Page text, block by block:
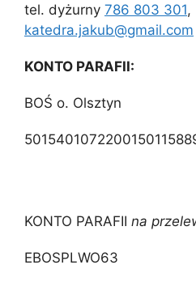
tel. dyżurny 786 803 301,
katedra.jakub@gmail.com
KONTO PARAFII:
BOŚ o. Olsztyn
KONTO PARAFII na
EBOSPLWO63